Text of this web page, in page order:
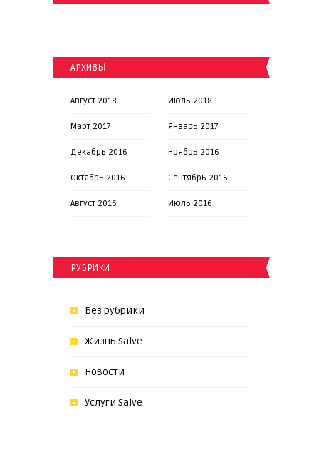
АРХИВЫ
Август 2018 Июль 2018
Март 2017 Январь 2017
Декабрь 2016 Ноябрь 2016
Октябрь 2016 Сентябрь 2016
Август 2016 Июль 2016
РУБРИКИ
Без рубрики
Жизнь Salve
Новости
Услуги Salve